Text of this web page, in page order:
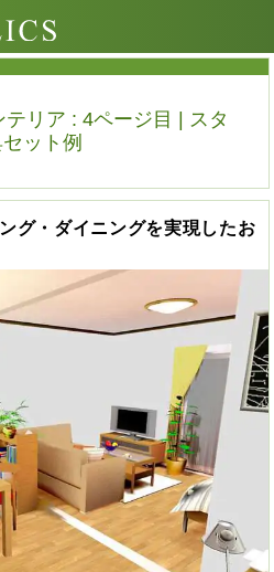
リア : 4ページ目 | スタ
ット例
グ・ダイニングを実現したお